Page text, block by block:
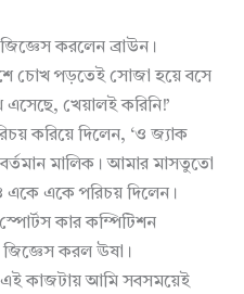
করলেন ব্রাউন।
চোখ পড়তেই সোজা হয়ে বসে
খেয়ালই করিনি!’
করিয়ে দিলেন, ‘ও জ্যাক
বর্তমান মালিক। আমার মাসতুতো
একে পরিচয় দিলেন।
কার কম্পিটিশন
জিজ্ঞেস করল ঊষা।
কাজটায় আমি সবসময়েই